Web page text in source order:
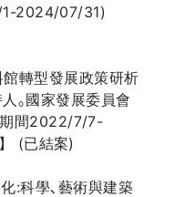
2024/07/31)
轉型發展政策研析
｡國家發展委員會
期間2022/7/7-
(已結案)
:科學､藝術與建築